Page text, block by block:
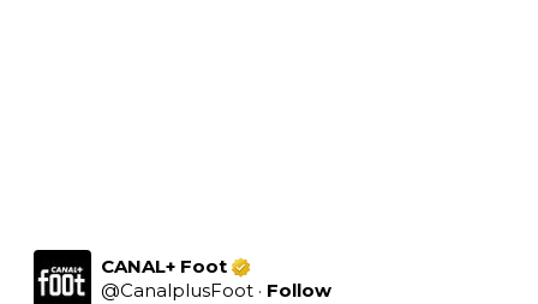
CANAL+ Foot
@CanalplusFoot · Follow